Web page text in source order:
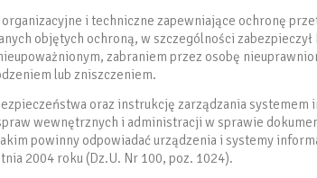
organizacyjne i techniczne zapewniające ochronę
objętych ochroną, w szczególności
zabraniem przez osobę
lub zniszczeniem.
oraz instrukcję zarządzania
wewnętrznych i administracji w sprawie
powinny odpowiadać urządzenia i systemy
2004 roku (Dz.U. Nr 100, poz. 1024).